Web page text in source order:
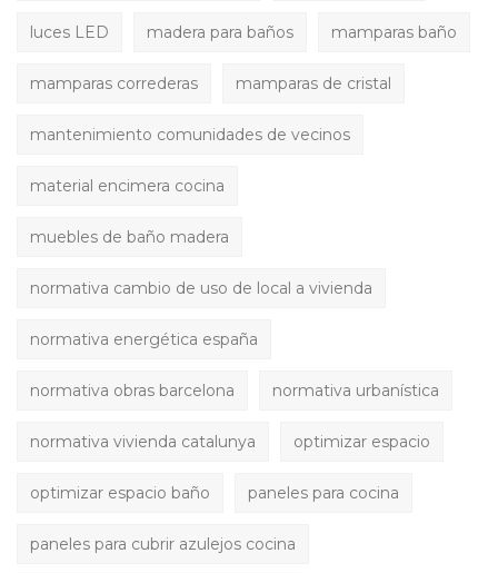
luces LED madera para baños mamparas baño
mamparas correderas mamparas de cristal
mantenimiento comunidades de vecinos
material encimera cocina
muebles de baño madera
normativa cambio de uso de local a vivienda
normativa energética españa
normativa obras barcelona normativa urbanística
normativa vivienda catalunya optimizar espacio
optimizar espacio baño paneles para cocina
paneles para cubrir azulejos cocina